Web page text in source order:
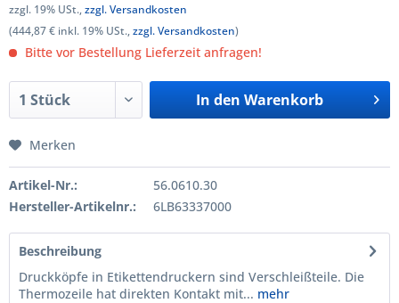
zzgl. 19% USt.,zzgl. Versandkosten
(444,87 € inkl. 19% USt.,zzgl. Versandkosten)
Bitte vor Bestellung Lieferzeit anfragen!
In den Warenkorb
Merken
Artikel-Nr.:
56.0610.30
Hersteller-Artikelnr.:
6LB63337000
Beschreibung
Druckköpfe in Etikettendruckern sind Verschleißteile. Die
Thermo­zeile hat direkten Kontakt mit... mehr